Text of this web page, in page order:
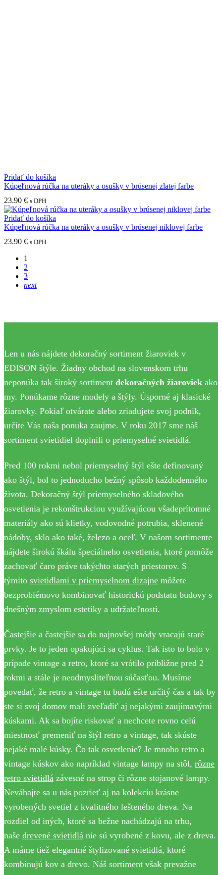
Pridať do košíka
Kúpeľnová rúčka na uteráky a osušky v brúsenej zlatej farbe
23.90 € s DPH
Pridať do košíka
Kúpeľnová rúčka na uteráky a osušky v brúsenej niklovej farbe
23.90 € s DPH
1
2
3
next
Len u nás nájdete dekoračný sortiment žiaroviek v
EDISON štýle. Žiadny obchod na slovenskom trhu
neponúka tak široký sortiment dekoračných žiaroviek ako
my. Ponúkame rôzne modely a štýly. Úsporné aj klasické
žiarovky. Pokiaľ otvárate alebo zriadujete svoj podnik,
určite Vás naša ponuka zaujme. V roku 2017 sme náš
sortiment svietidiel doplnili o priemyselné svietidlá.
Pred 100 rokmi nebol priemyselný štýl ešte definovaný
ako štýl, bol to jednoducho bežný spôsob každodenného
života. Dekoračný štýl priemyselného skladového
osvetlenia je rekonštrukciou využívajúcou všadeprítomné
materiály ako sú klietky, vodovodné potrubia, sklenené
nádoby, sklo ako také, železo a oceľ. V našom sortimente
nájdete širokú škálu špeciálneho osvetlenia, ktoré pomôže
zachovať čaro práve takýchto starých priestorov. S
týmito svietidlami v priemyselnom dizajne môžete
bezproblémovo kombinovať historickú podstatu budovy s
dnešným zmyslom estetiky a udržateľnosti.
Častejšie a častejšie sa do najnovšej módy vracajú staré
prvky. Je to jeden opakujúci sa cyklus. Tak isto to bolo v
prípade vintage a retro, ktoré sa vrátilo približne pred 2
rokmi a stále je neodmysliteľnou súčasťou. Musíme
povedať, že retro a vintage tu budú ešte určitý čas a tak by
ste si svoj domov mali zveľadiť aj nejakými zaujímavými
kúskami. Ak sa bojíte riskovať a nechcete rovno celú
miestnosť premeniť na štýl retro a vintage, tak skúste
nejaké malé kúsky. Čo tak osvetlenie? Je mnoho retro a
vintage kúskov ako napríklad vintage lampy na stôl, rôzne
retro svietidlá závesné na strop či rôzne stojanové lampy.
Neváhajte sa u nás pozrieť aj na kolekciu krásne
vyrobených svetiel z kvalitného lešteného dreva. Na
rozdiel od iných, ktoré sa bežne nachádzajú na trhu,
naše drevené svietidlá nie sú vyrobené z kovu, ale z dreva.
A máme tiež elegantné štylizované svietidlá, ktoré
kombinujú kov a drevo. Náš sortiment však prevažne